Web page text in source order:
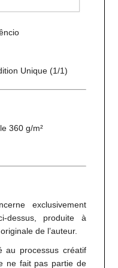
Unique (1/1)
360 g/m²
exclusivement
dessus, produite à
de l’auteur.
au processus créatif
ne fait pas partie de